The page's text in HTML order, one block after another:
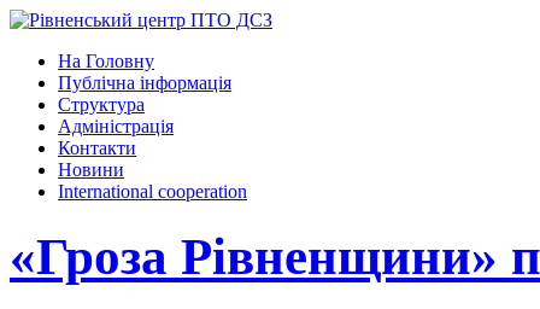
На Головну
Публічна інформація
Структура
Адміністрація
Контакти
Новини
International cooperation
«Гроза Рівненщини»